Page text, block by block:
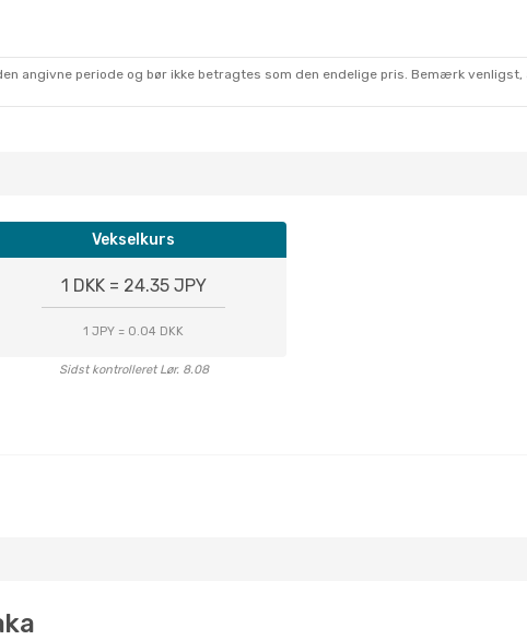
angivne periode og bør ikke betragtes som den endelige pris. Bemærk
Vekselkurs
1 DKK = 24.35 JPY
1 JPY = 0.04 DKK
Sidst kontrolleret Lør. 8.08